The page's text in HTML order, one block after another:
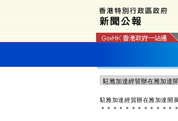
駐雅加達經貿辦在雅加達開
＊ ＊ ＊ ＊ ＊ ＊ ＊ ＊ ＊ ＊ ＊ ＊ ＊